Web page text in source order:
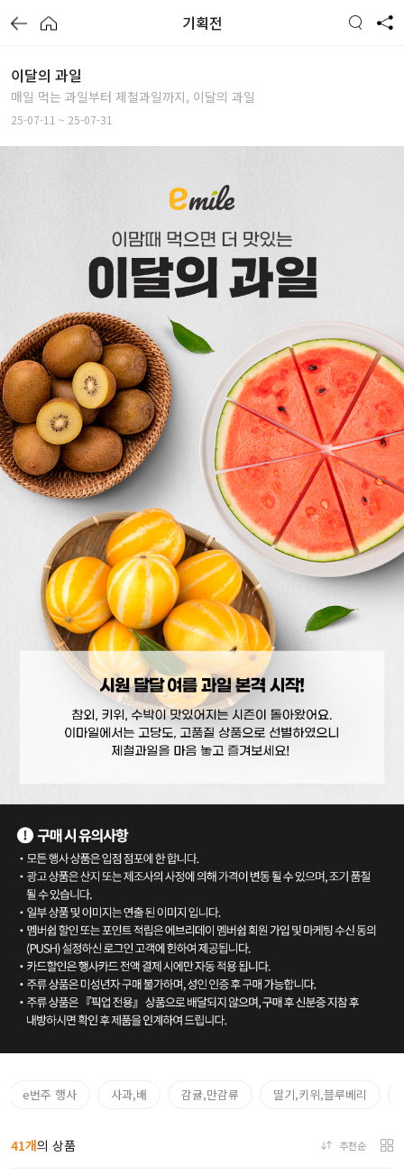
기획전
이달의 과일
매일 먹는 과일부터 제철과일까지, 이달의 과일
25-07-11 ~ 25-07-31
e번주 행사 사과,배 감귤,만감류 딸기,키위,블루베리
41개의 상품 추천순